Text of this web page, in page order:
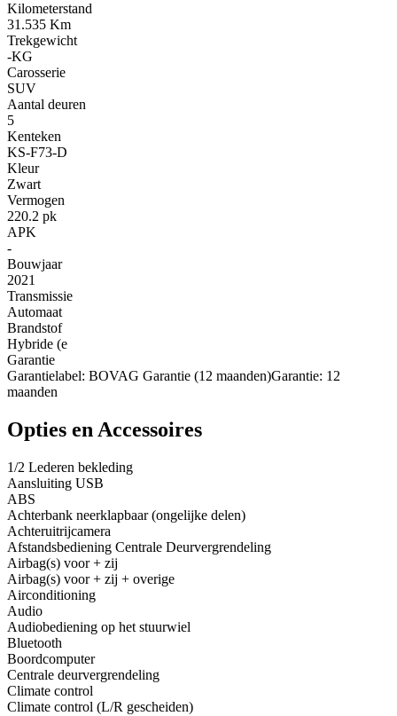
Kilometerstand
31.535 Km
Trekgewicht
-KG
Carosserie
SUV
Aantal deuren
5
Kenteken
KS-F73-D
Kleur
Zwart
Vermogen
220.2 pk
APK
-
Bouwjaar
2021
Transmissie
Automaat
Brandstof
Hybride (e
Garantie
Garantielabel: BOVAG Garantie (12 maanden)Garantie: 12
maanden
Opties en Accessoires
1/2 Lederen bekleding
Aansluiting USB
ABS
Achterbank neerklapbaar (ongelijke delen)
Achteruitrijcamera
Afstandsbediening Centrale Deurvergrendeling
Airbag(s) voor + zij
Airbag(s) voor + zij + overige
Airconditioning
Audio
Audiobediening op het stuurwiel
Bluetooth
Boordcomputer
Centrale deurvergrendeling
Climate control
Climate control (L/R gescheiden)